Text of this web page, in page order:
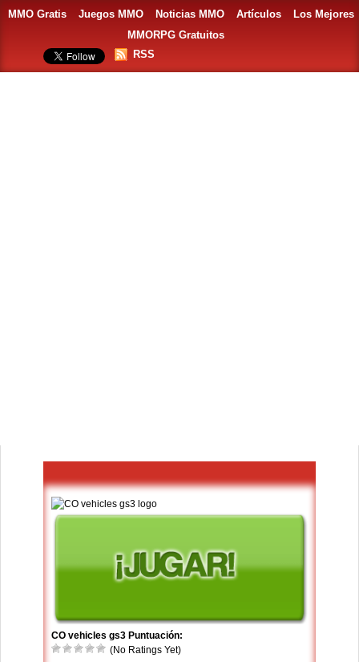
MMO Gratis Juegos MMO Noticias MMO Artículos
Los Mejores
MMORPG Gratuitos
RSS
CO vehicles gs3 Puntuación:
(No Ratings Yet)